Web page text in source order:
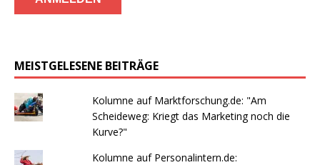
MEISTGELESENE BEITRÄGE
Kolumne auf Marktforschung.de: "Am
Scheideweg: Kriegt das Marketing noch die
Kurve?"
Kolumne auf Personalintern.de: